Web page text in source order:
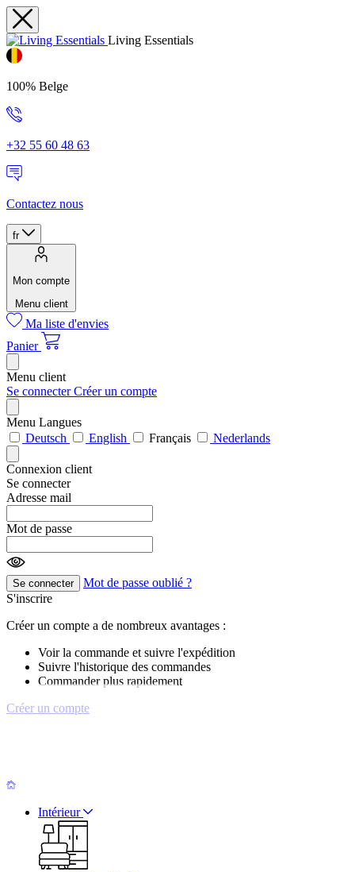
Living Essentials
100% Belge
+32 55 60 48 63
Contactez nous
fr
Mon compte
Menu client
Ma liste d'envies
Panier
Menu client
Se connecterCréer un compte
Menu Langues
Deutsch
English Français Nederlands
Connexion client
Se connecter
Adresse mail
Mot de passe
Se connecter
Mot de passe oublié ?
S'inscrire
Créer un compte a de nombreux avantages :
Voir la commande et suivre l'expédition
Suivre l'historique des commandes
Commander plus rapidement
Créer un compte
Intérieur